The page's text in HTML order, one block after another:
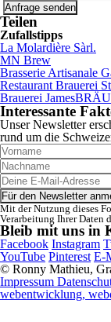
Teilen
Zufallstipps
La Molardière Sàrl.
MN Brew
Brasserie Artisanale
Restaurant Brauerei
Brauerei JamesBRÄU
Interessante
Unser Newsletter
rund um die
Mit der Nutzung dieses
Verarbeitung Ihrer Daten
Bleib mit uns in
Facebook Instagram
YouTube Pinterest E-
© Ronny Mathieu,
Impressum
webentwicklung,